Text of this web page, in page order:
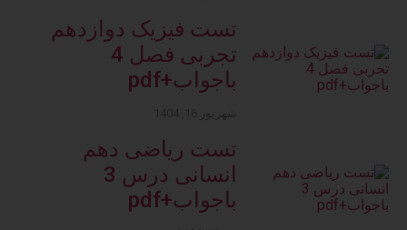
تست فیزیک دوازدهم
تجربی فصل 4
باجواب+pdf
تست ریاضی دهم
انسانی درس 3
باجواب+pdf